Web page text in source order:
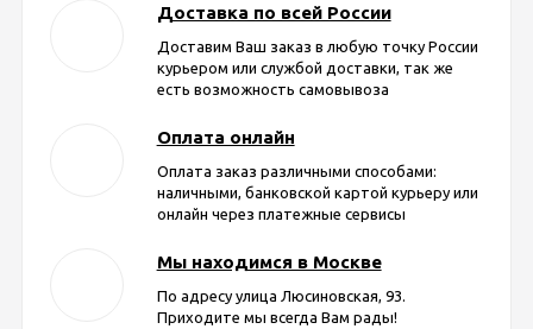
Доставка по всей России
Доставим Ваш заказ в любую точку России
курьером или службой доставки, так же
есть возможность самовывоза
Оплата онлайн
Оплата заказ различными способами:
наличными, банковской картой курьеру или
онлайн через платежные сервисы
Мы находимся в Москве
По адресу улица Люсиновская, 93.
Приходите мы всегда Вам рады!